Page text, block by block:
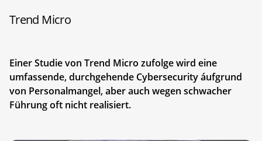
Trend Micro
Einer Studie von Trend Micro zufolge wird eine
umfassende, durchgehende Cybersecurity áufgrund
von Personalmangel, aber auch wegen schwacher
Führung oft nicht realisiert.